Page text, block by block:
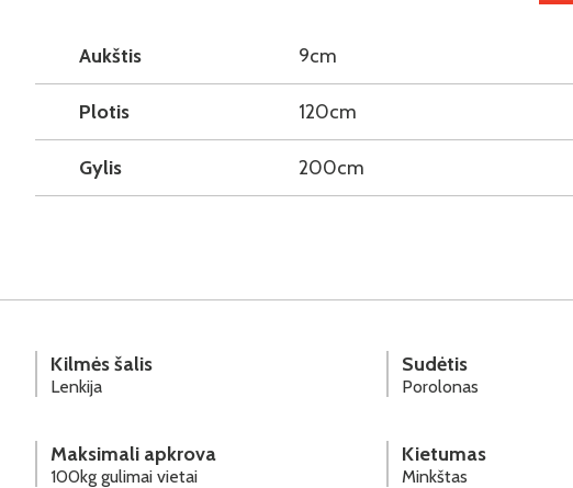
Aukštis 9cm
Plotis 120cm
Gylis 200cm
Kilmės šalis
Lenkija
Sudėtis
Porolonas
Maksimali apkrova
100kg gulimai vietai
Kietumas
Minkštas